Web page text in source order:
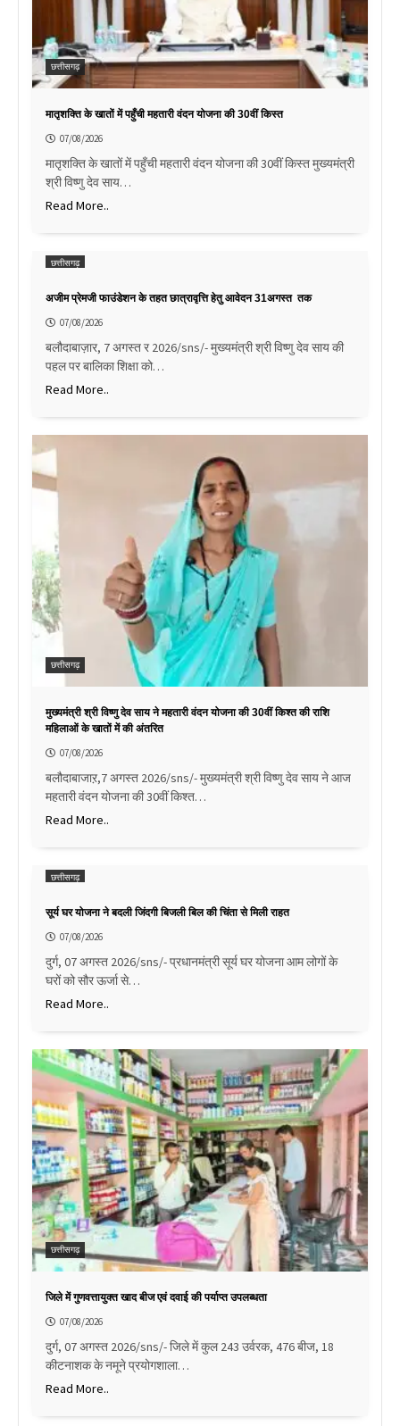
छत्तीसगढ़
मातृशक्ति के खातों में पहुँची महतारी वंदन योजना की 30वीं किस्त
07/08/2026
मातृशक्ति के खातों में पहुँची महतारी वंदन योजना की 30वीं किस्त मुख्यमंत्री
श्री विष्णु देव साय…
Read More..
छत्तीसगढ़
अजीम प्रेमजी फाउंडेशन के तहत छात्रावृत्ति हेतु आवेदन 31अगस्त तक
07/08/2026
बलौदाबाज़ार, 7 अगस्त र 2026/sns/- मुख्यमंत्री श्री विष्णु देव साय की
पहल पर बालिका शिक्षा को…
Read More..
छत्तीसगढ़
मुख्यमंत्री श्री विष्णु देव साय ने महतारी वंदन योजना की 30वीं किश्त की राशि
महिलाओं के खातों में की अंतरित
07/08/2026
बलौदाबाजाऱ,7 अगस्त 2026/sns/- मुख्यमंत्री श्री विष्णु देव साय ने आज
महतारी वंदन योजना की 30वीं किश्त…
Read More..
छत्तीसगढ़
सूर्य घर योजना ने बदली जिंदगी बिजली बिल की चिंता से मिली राहत
07/08/2026
दुर्ग, 07 अगस्त 2026/sns/- प्रधानमंत्री सूर्य घर योजना आम लोगों के
घरों को सौर ऊर्जा से…
Read More..
छत्तीसगढ़
जिले में गुणवत्तायुक्त खाद बीज एवं दवाई की पर्याप्त उपलब्धता
07/08/2026
दुर्ग, 07 अगस्त 2026/sns/- जिले में कुल 243 उर्वरक, 476 बीज, 18
कीटनाशक के नमूने प्रयोगशाला…
Read More..